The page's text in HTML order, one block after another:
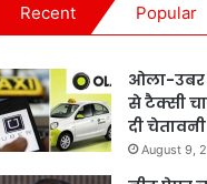
Recent Popular
ओला-उबर
से टैक्सी
दी चेतावनी
August 9,